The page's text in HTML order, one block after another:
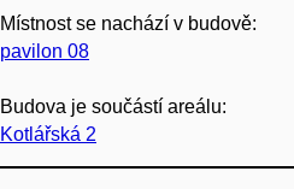
Místnost se nachází v budově:
pavilon 08
Budova je součástí areálu:
Kotlářská 2